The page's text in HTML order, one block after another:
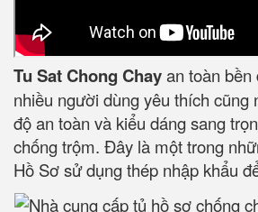
Tu Sat Chong Chayan toàn
nhiều người dùng yêu thích cũng
độ an toàn và kiểu dáng sang
chống trộm. Đây là một trong
Hồ Sơ sử dụng thép nhập khẩu